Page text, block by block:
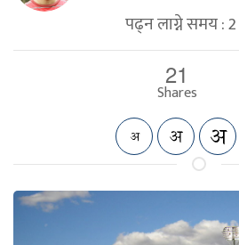
पढ्न लाग्ने समय :2
21
Shares